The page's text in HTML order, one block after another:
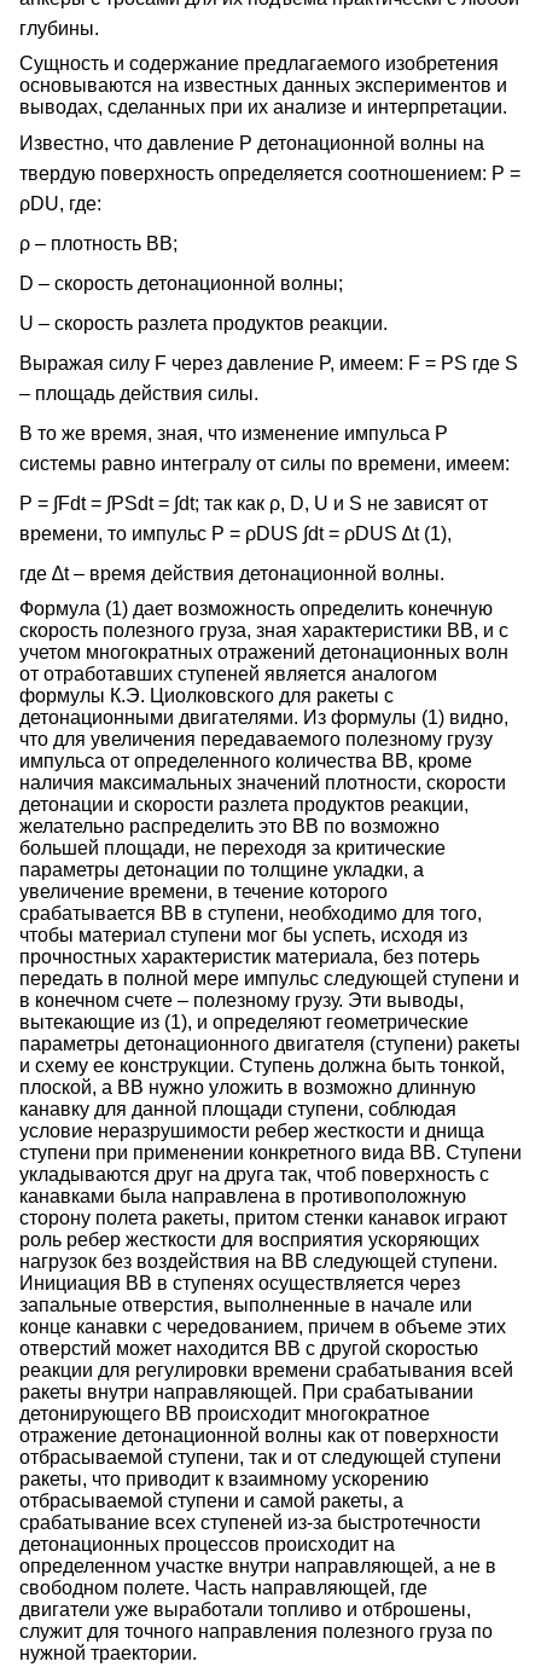
глубины.
Сущность и содержание предлагаемого изобретения
основываются на известных данных экспериментов и
выводах, сделанных при их анализе и интерпретации.
Известно, что давление Р детонационной волны на
твердую поверхность определяется соотношением: P =
ρDU, где:
ρ – плотность ВВ;
D – скорость детонационной волны;
U – скорость разлета продуктов реакции.
Выражая силу F через давление P, имеем: F = PS где S
– площадь действия силы.
В то же время, зная, что изменение импульса Ρ
системы равно интегралу от силы по времени, имеем:
Р = ∫Fdt = ∫PSdt = ∫dt; так как ρ, D, U и S не зависят от
времени, то импульс Р = ρDUS ∫dt = ρDUS ∆t (1),
где ∆t – время действия детонационной волны.
Формула (1) дает возможность определить конечную
скорость полезного груза, зная характеристики ВВ, и с
учетом многократных отражений детонационных волн
от отработавших ступеней является аналогом
формулы К.Э. Циолковского для ракеты с
детонационными двигателями. Из формулы (1) видно,
что для увеличения передаваемого полезному грузу
импульса от определенного количества ВВ, кроме
наличия максимальных значений плотности, скорости
детонации и скорости разлета продуктов реакции,
желательно распределить это ВВ по возможно
большей площади, не переходя за критические
параметры детонации по толщине укладки, а
увеличение времени, в течение которого
срабатывается ВВ в ступени, необходимо для того,
чтобы материал ступени мог бы успеть, исходя из
прочностных характеристик материала, без потерь
передать в полной мере импульс следующей ступени и
в конечном счете – полезному грузу. Эти выводы,
вытекающие из (1), и определяют геометрические
параметры детонационного двигателя (ступени) ракеты
и схему ее конструкции. Ступень должна быть тонкой,
плоской, а ВВ нужно уложить в возможно длинную
канавку для данной площади ступени, соблюдая
условие неразрушимости ребер жесткости и днища
ступени при применении конкретного вида ВВ. Ступени
укладываются друг на друга так, чтоб поверхность с
канавками была направлена в противоположную
сторону полета ракеты, притом стенки канавок играют
роль ребер жесткости для восприятия ускоряющих
нагрузок без воздействия на ВВ следующей ступени.
Инициация ВВ в ступенях осуществляется через
запальные отверстия, выполненные в начале или
конце канавки с чередованием, причем в объеме этих
отверстий может находится ВВ с другой скоростью
реакции для регулировки времени срабатывания всей
ракеты внутри направляющей. При срабатывании
детонирующего ВВ происходит многократное
отражение детонационной волны как от поверхности
отбрасываемой ступени, так и от следующей ступени
ракеты, что приводит к взаимному ускорению
отбрасываемой ступени и самой ракеты, а
срабатывание всех ступеней из-за быстротечности
детонационных процессов происходит на
определенном участке внутри направляющей, а не в
свободном полете. Часть направляющей, где
двигатели уже выработали топливо и отброшены,
служит для точного направления полезного груза по
нужной траектории.